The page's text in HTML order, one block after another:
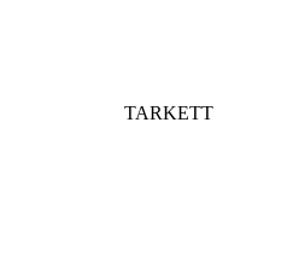
TARKETT